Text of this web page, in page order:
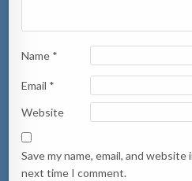
Name *
Email *
Website
Save my name, email, and
next time I comment.